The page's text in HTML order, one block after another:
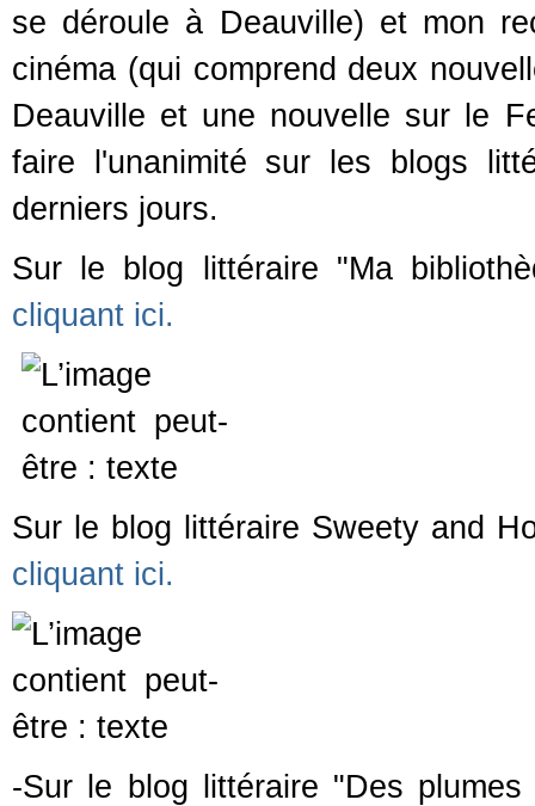
se déroule à Deauville) et mon
cinéma (qui comprend deux
Deauville et une nouvelle sur le
faire l'unanimité sur les blogs
derniers jours.
Sur le blog littéraire "Ma
cliquant ici.
Sur le blog littéraire Sweety and
cliquant ici.
-Sur le blog littéraire "Des